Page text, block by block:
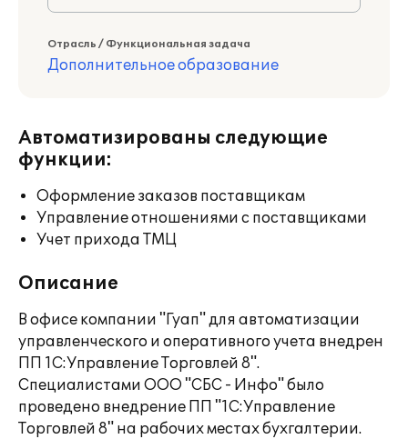
Отрасль / Функциональная задача
Дополнительное образование
Автоматизированы следующие
функции:
Оформление заказов поставщикам
Управление отношениями с поставщиками
Учет прихода ТМЦ
Описание
В офисе компании "Гуап" для автоматизации
управленческого и оперативного учета внедрен
ПП 1С:Управление Торговлей 8".
Специалистами ООО "СБС - Инфо" было
проведено внедрение ПП "1С:Управление
Торговлей 8" на рабочих местах бухгалтерии.